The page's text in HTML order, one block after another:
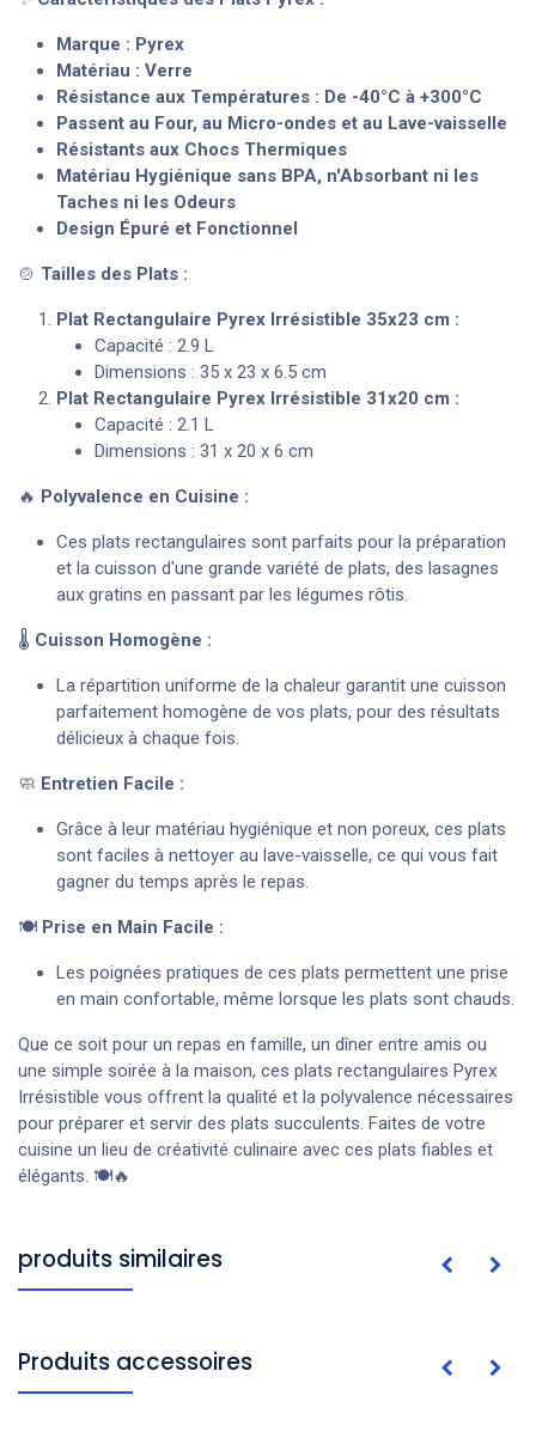
Marque : Pyrex
Matériau : Verre
Résistance aux Températures : De -40°C à +300°C
Passent au Four, au Micro-ondes et au Lave-vaisselle
Résistants aux Chocs Thermiques
Matériau Hygiénique sans BPA, n'Absorbant ni les
Taches ni les Odeurs
Design Épuré et Fonctionnel
🍲 Tailles des Plats :
Plat Rectangulaire Pyrex Irrésistible 35x23 cm :
Capacité : 2.9 L
Dimensions : 35 x 23 x 6.5 cm
Plat Rectangulaire Pyrex Irrésistible 31x20 cm :
Capacité : 2.1 L
Dimensions : 31 x 20 x 6 cm
🔥 Polyvalence en Cuisine :
Ces plats rectangulaires sont parfaits pour la préparation
et la cuisson d'une grande variété de plats, des lasagnes
aux gratins en passant par les légumes rôtis.
🌡️ Cuisson Homogène :
La répartition uniforme de la chaleur garantit une cuisson
parfaitement homogène de vos plats, pour des résultats
délicieux à chaque fois.
🧼 Entretien Facile :
Grâce à leur matériau hygiénique et non poreux, ces plats
sont faciles à nettoyer au lave-vaisselle, ce qui vous fait
gagner du temps après le repas.
🍽️ Prise en Main Facile :
Les poignées pratiques de ces plats permettent une prise
en main confortable, même lorsque les plats sont chauds.
Que ce soit pour un repas en famille, un dîner entre amis ou
une simple soirée à la maison, ces plats rectangulaires Pyrex
Irrésistible vous offrent la qualité et la polyvalence nécessaires
pour préparer et servir des plats succulents. Faites de votre
cuisine un lieu de créativité culinaire avec ces plats fiables et
élégants. 🍽️🔥
produits similaires
Produits accessoires